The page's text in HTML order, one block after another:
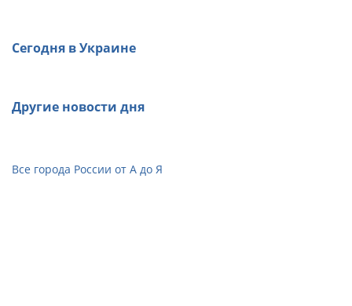
Сегодня в Украине
Другие новости дня
Все города России от А до Я